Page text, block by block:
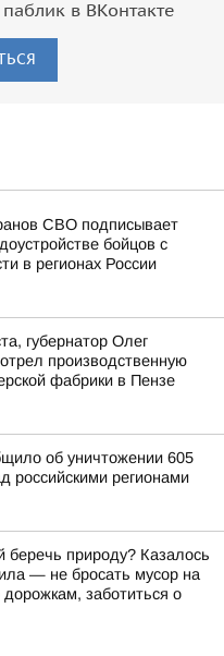
в ВКонтакте
СВО подписывает
бойцов с
в регионах России
губернатор Олег
производственную
фабрики в Пензе
об уничтожении 605
российскими регионами
беречь природу? Казалось
— не бросать мусор на
заботиться о